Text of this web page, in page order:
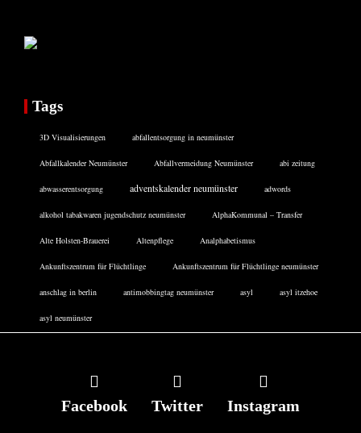
Tags
3D Visualisierungen abfallentsorgung in neumünster
Abfallkalender Neumünster Abfallvermeidung Neumünster abi zeitung
abwasserentsorgung adventskalender neumünster adwords
alkohol tabakwaren jugendschutz neumünster AlphaKommunal – Transfer
Alte Holsten-Brauerei Altenpflege Analphabetismus
Ankunftszentrum für Flüchtlinge Ankunftszentrum für Flüchtlinge neumünster
anschlag in berlin antimobbingtag neumünster asyl asyl itzehoe
asyl neumünster
Facebook Twitter Instagram